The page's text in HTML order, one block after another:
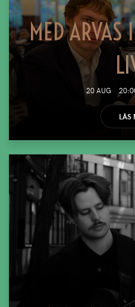
MED ARVAS
20 AUG
LÄS